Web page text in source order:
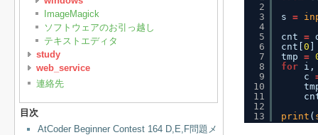
ImageMagick
ソフトウェアのお引っ越し
テキストエディタ
study
web_service
連絡先
目次
AtCoder Beginner Contest 164 D,E,F問題メ
2
3
4
5
6
7
8
9
10
11
12
13
s =
cnt =
cnt[ 0
tmp =
for
i,
c
print (